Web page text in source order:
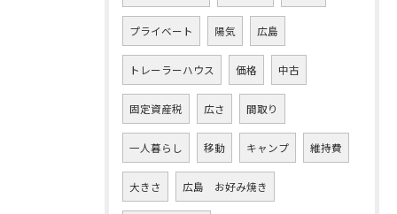
プライベート 陽気 広島
トレーラーハウス 価格 中古
固定資産税 広さ 間取り
一人暮らし 移動 キャンプ 維持費
大きさ 広島 お好み焼き